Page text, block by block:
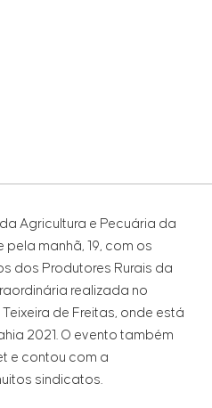
Agricultura e Pecuária da
pela manhã, 19, com os
dos Produtores Rurais da
realizada no
de Freitas, onde está
2021. O evento também
e contou com a
sindicatos.